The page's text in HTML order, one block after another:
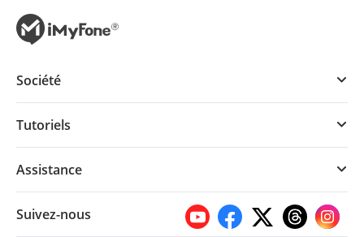
Société
Tutoriels
Assistance
Suivez-nous